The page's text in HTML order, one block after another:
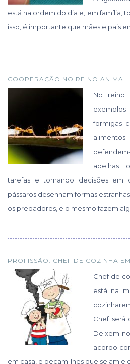
está na ordem do dia e, em família,
isso, é importante que mães e pais
COOPERAÇÃO NO REINO ANIMAL
No reino
formigas
abelhas
tarefas e tomando decisões em
pássaros desenham formas
os predadores, e o mesmo fazem
PROFISSÃO: CHEF DE COZINHA
Chef de
está na
Chef será
Deixem-
acordo
em casa, e peçam-lhes que sejam